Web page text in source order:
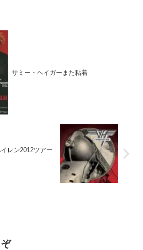
サミー・ヘイガーまた粘着
レン2012ツアー